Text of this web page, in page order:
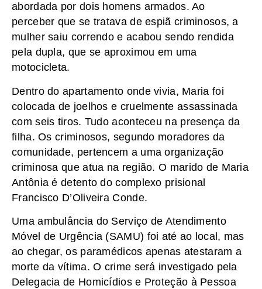
abordada por dois homens armados. Ao
perceber que se tratava de espiã criminosos, a
mulher saiu correndo e acabou sendo rendida
pela dupla, que se aproximou em uma
motocicleta.
Dentro do apartamento onde vivia, Maria foi
colocada de joelhos e cruelmente assassinada
com seis tiros. Tudo aconteceu na presença da
filha. Os criminosos, segundo moradores da
comunidade, pertencem a uma organização
criminosa que atua na região. O marido de Maria
Antônia é detento do complexo prisional
Francisco D’Oliveira Conde.
Uma ambulância do Serviço de Atendimento
Móvel de Urgência (SAMU) foi até ao local, mas
ao chegar, os paramédicos apenas atestaram a
morte da vítima. O crime será investigado pela
Delegacia de Homicídios e Proteção à Pessoa